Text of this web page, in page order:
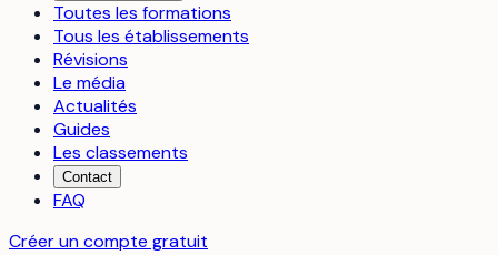
Toutes les formations
Tous les établissements
Révisions
Le média
Actualités
Guides
Les classements
Contact
FAQ
Créer un compte gratuit